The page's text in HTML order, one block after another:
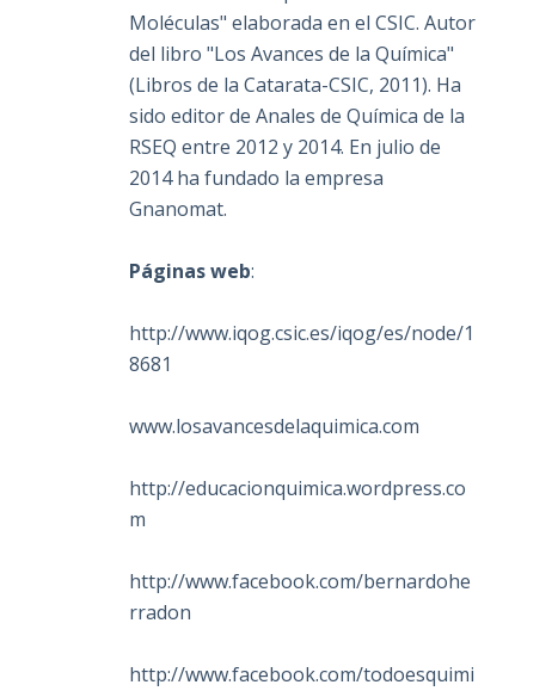
Moléculas" elaborada en el CSIC. Autor
del libro "Los Avances de la Química"
(Libros de la Catarata-CSIC, 2011). Ha
sido editor de Anales de Química de la
RSEQ entre 2012 y 2014. En julio de
2014 ha fundado la empresa
Gnanomat.
Páginas web:
http://www.iqog.csic.es/iqog/es/node/1
8681
www.losavancesdelaquimica.com
http://educacionquimica.wordpress.co
m
http://www.facebook.com/bernardohe
rradon
http://www.facebook.com/todoesquimi